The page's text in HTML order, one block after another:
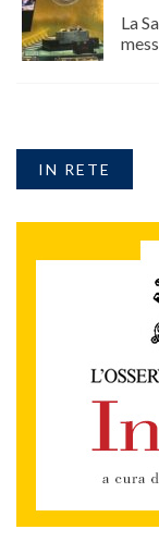
La
IN RETE